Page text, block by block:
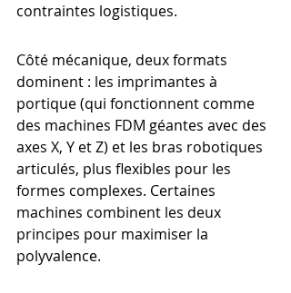
contraintes logistiques.
Côté mécanique, deux formats
dominent : les imprimantes à
portique (qui fonctionnent comme
des machines FDM géantes avec des
axes X, Y et Z) et les bras robotiques
articulés, plus flexibles pour les
formes complexes. Certaines
machines combinent les deux
principes pour maximiser la
polyvalence.